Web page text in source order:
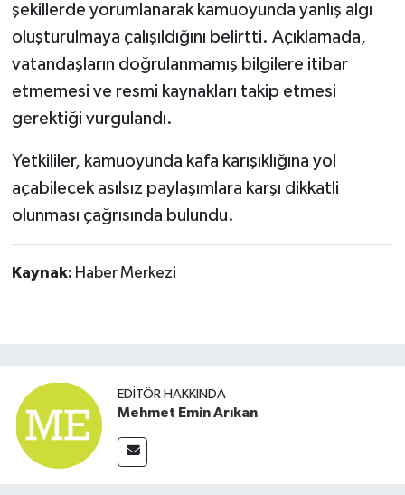
şekillerde yorumlanarak kamuoyunda yanlış algı
oluşturulmaya çalışıldığını belirtti. Açıklamada,
vatandaşların doğrulanmamış bilgilere itibar
etmemesi ve resmi kaynakları takip etmesi
gerektiği vurgulandı.
Yetkililer, kamuoyunda kafa karışıklığına yol
açabilecek asılsız paylaşımlara karşı dikkatli
olunması çağrısında bulundu.
Kaynak: Haber Merkezi
EDITÖR HAKKINDA
Mehmet Emin Arıkan